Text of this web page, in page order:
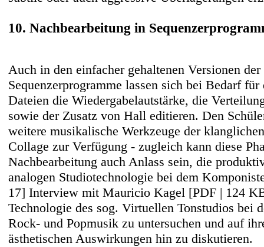
10. Nachbearbeitung in
Auch in den einfacher gehaltenen Versionen der
Sequenzerprogramme lassen sich bei Bedarf
Dateien die Wiedergabelautstärke, die
sowie der Zusatz von Hall editieren. Den
weitere musikalische Werkzeuge der
Collage zur Verfügung - zugleich kann diese
Nachbearbeitung auch Anlass sein, die
analogen Studiotechnologie bei dem
17] Interview mit Mauricio Kagel [PDF | 124
Technologie des sog. Virtuellen Tonstudios bei
Rock- und Popmusik zu untersuchen und auf
ästhetischen Auswirkungen hin zu diskutieren.